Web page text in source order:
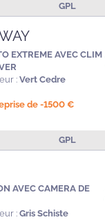
GPL
EXTREME AVEC CLIM
: Vert Cedre
de -1500 €
GPL
AVEC CAMERA DE
: Gris Schiste